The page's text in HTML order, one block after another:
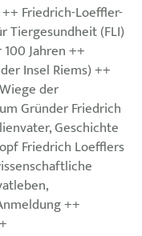
Friedrich-Loeffler-
Tiergesundheit (FLI)
Jahren ++
Insel Riems) ++
der
Gründer Friedrich
Geschichte
Friedrich Loefflers
++